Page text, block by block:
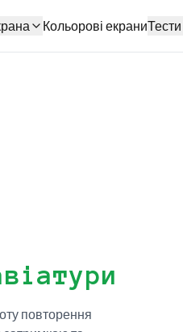
Кольорові екраниТести
повторення